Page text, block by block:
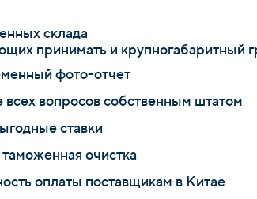
склада
принимать и крупногабаритный
фото-отчет
вопросов собственным штатом
ставки
очистка
оплаты поставщикам в Китае